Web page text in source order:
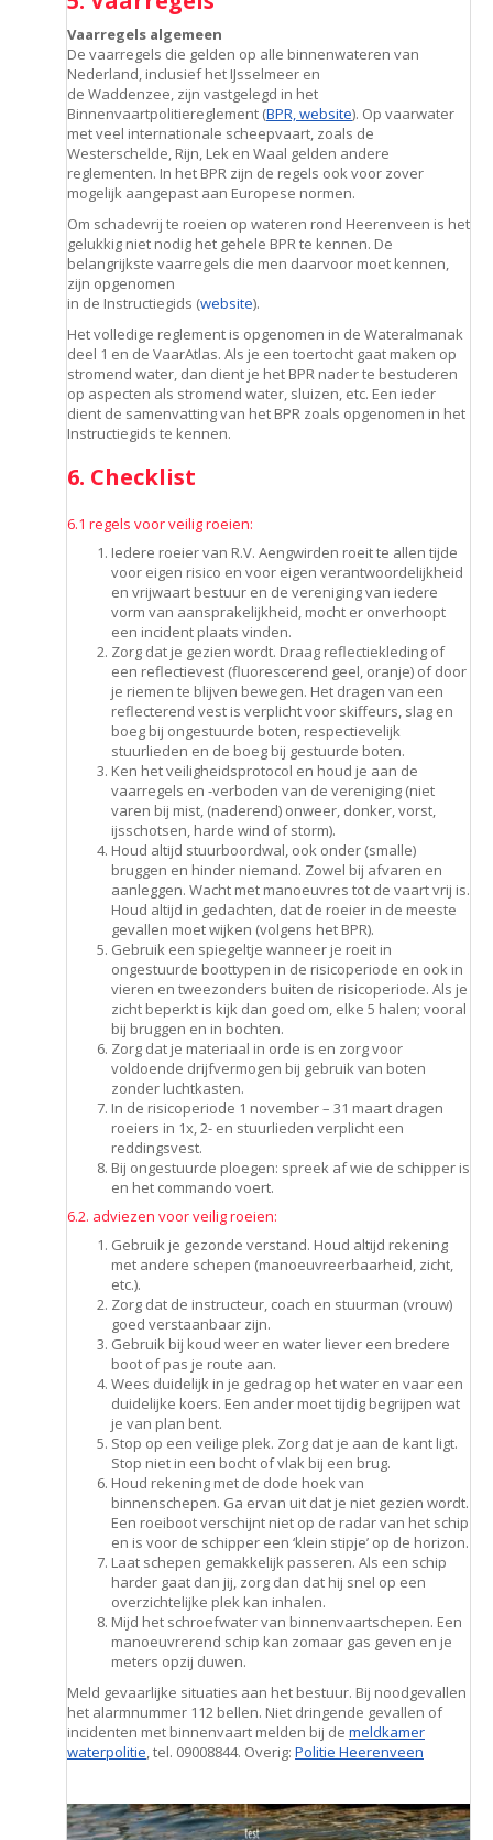
Vaarregels algemeen
De vaarregels die gelden op alle binnenwateren van
Nederland, inclusief het IJsselmeer en
de Waddenzee, zijn vastgelegd in het
Binnenvaartpolitiereglement (BPR, website). Op vaarwater
met veel internationale scheepvaart, zoals de
Westerschelde, Rijn, Lek en Waal gelden andere
reglementen. In het BPR zijn de regels ook voor zover
mogelijk aangepast aan Europese normen.
Om schadevrij te roeien op wateren rond Heerenveen is het
gelukkig niet nodig het gehele BPR te kennen. De
belangrijkste vaarregels die men daarvoor moet kennen,
zijn opgenomen
in de Instructiegids (website).
Het volledige reglement is opgenomen in de Wateralmanak
deel 1 en de VaarAtlas. Als je een toertocht gaat maken op
stromend water, dan dient je het BPR nader te bestuderen
op aspecten als stromend water, sluizen, etc. Een ieder
dient de samenvatting van het BPR zoals opgenomen in het
Instructiegids te kennen.
6. Checklist
6.1 regels voor veilig roeien:
Iedere roeier van R.V. Aengwirden roeit te allen tijde
voor eigen risico en voor eigen verantwoordelijkheid
en vrijwaart bestuur en de vereniging van iedere
vorm van aansprakelijkheid, mocht er onverhoopt
een incident plaats vinden.
Zorg dat je gezien wordt. Draag reflectiekleding of
een reflectievest (fluorescerend geel, oranje) of door
je riemen te blijven bewegen. Het dragen van een
reflecterend vest is verplicht voor skiffeurs, slag en
boeg bij ongestuurde boten, respectievelijk
stuurlieden en de boeg bij gestuurde boten.
Ken het veiligheidsprotocol en houd je aan de
vaarregels en -verboden van de vereniging (niet
varen bij mist, (naderend) onweer, donker, vorst,
ijsschotsen, harde wind of storm).
Houd altijd stuurboordwal, ook onder (smalle)
bruggen en hinder niemand. Zowel bij afvaren en
aanleggen. Wacht met manoeuvres tot de vaart vrij is.
Houd altijd in gedachten, dat de roeier in de meeste
gevallen moet wijken (volgens het BPR).
Gebruik een spiegeltje wanneer je roeit in
ongestuurde boottypen in de risicoperiode en ook in
vieren en tweezonders buiten de risicoperiode. Als je
zicht beperkt is kijk dan goed om, elke 5 halen; vooral
bij bruggen en in bochten.
Zorg dat je materiaal in orde is en zorg voor
voldoende drijfvermogen bij gebruik van boten
zonder luchtkasten.
In de risicoperiode 1 november – 31 maart dragen
roeiers in 1x, 2- en stuurlieden verplicht een
reddingsvest.
Bij ongestuurde ploegen: spreek af wie de schipper is
en het commando voert.
6.2. adviezen voor veilig roeien:
Gebruik je gezonde verstand. Houd altijd rekening
met andere schepen (manoeuvreerbaarheid, zicht,
etc.).
Zorg dat de instructeur, coach en stuurman (vrouw)
goed verstaanbaar zijn.
Gebruik bij koud weer en water liever een bredere
boot of pas je route aan.
Wees duidelijk in je gedrag op het water en vaar een
duidelijke koers. Een ander moet tijdig begrijpen wat
je van plan bent.
Stop op een veilige plek. Zorg dat je aan de kant ligt.
Stop niet in een bocht of vlak bij een brug.
Houd rekening met de dode hoek van
binnenschepen. Ga ervan uit dat je niet gezien wordt.
Een roeiboot verschijnt niet op de radar van het schip
en is voor de schipper een ‘klein stipje’ op de horizon.
Laat schepen gemakkelijk passeren. Als een schip
harder gaat dan jij, zorg dan dat hij snel op een
overzichtelijke plek kan inhalen.
Mijd het schroefwater van binnenvaartschepen. Een
manoeuvrerend schip kan zomaar gas geven en je
meters opzij duwen.
Meld gevaarlijke situaties aan het bestuur. Bij noodgevallen
het alarmnummer 112 bellen. Niet dringende gevallen of
incidenten met binnenvaart melden bij de meldkamer
waterpolitie, tel. 09008844. Overig: Politie Heerenveen